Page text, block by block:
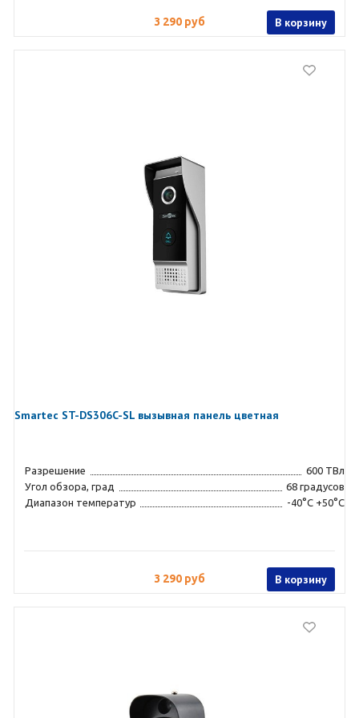
3 290 руб В корзину
Smartec ST-DS306C-SL вызывная панель цветная
Разрешение
600 ТВл
Угол обзора, град
68 градусов
Диапазон температур
-40°С +50°C
3 290 руб В корзину